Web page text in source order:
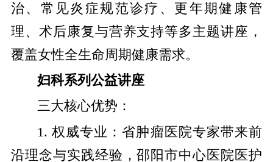
治、常见炎症规范诊疗、更年期健康管
理、术后康复与营养支持等多主题讲座，
覆盖女性全生命周期健康需求。
妇科系列公益讲座
三大核心优势：
1. 权威专业：省肿瘤医院专家带来前
沿理念与实践经验，邵阳市中心医院医护